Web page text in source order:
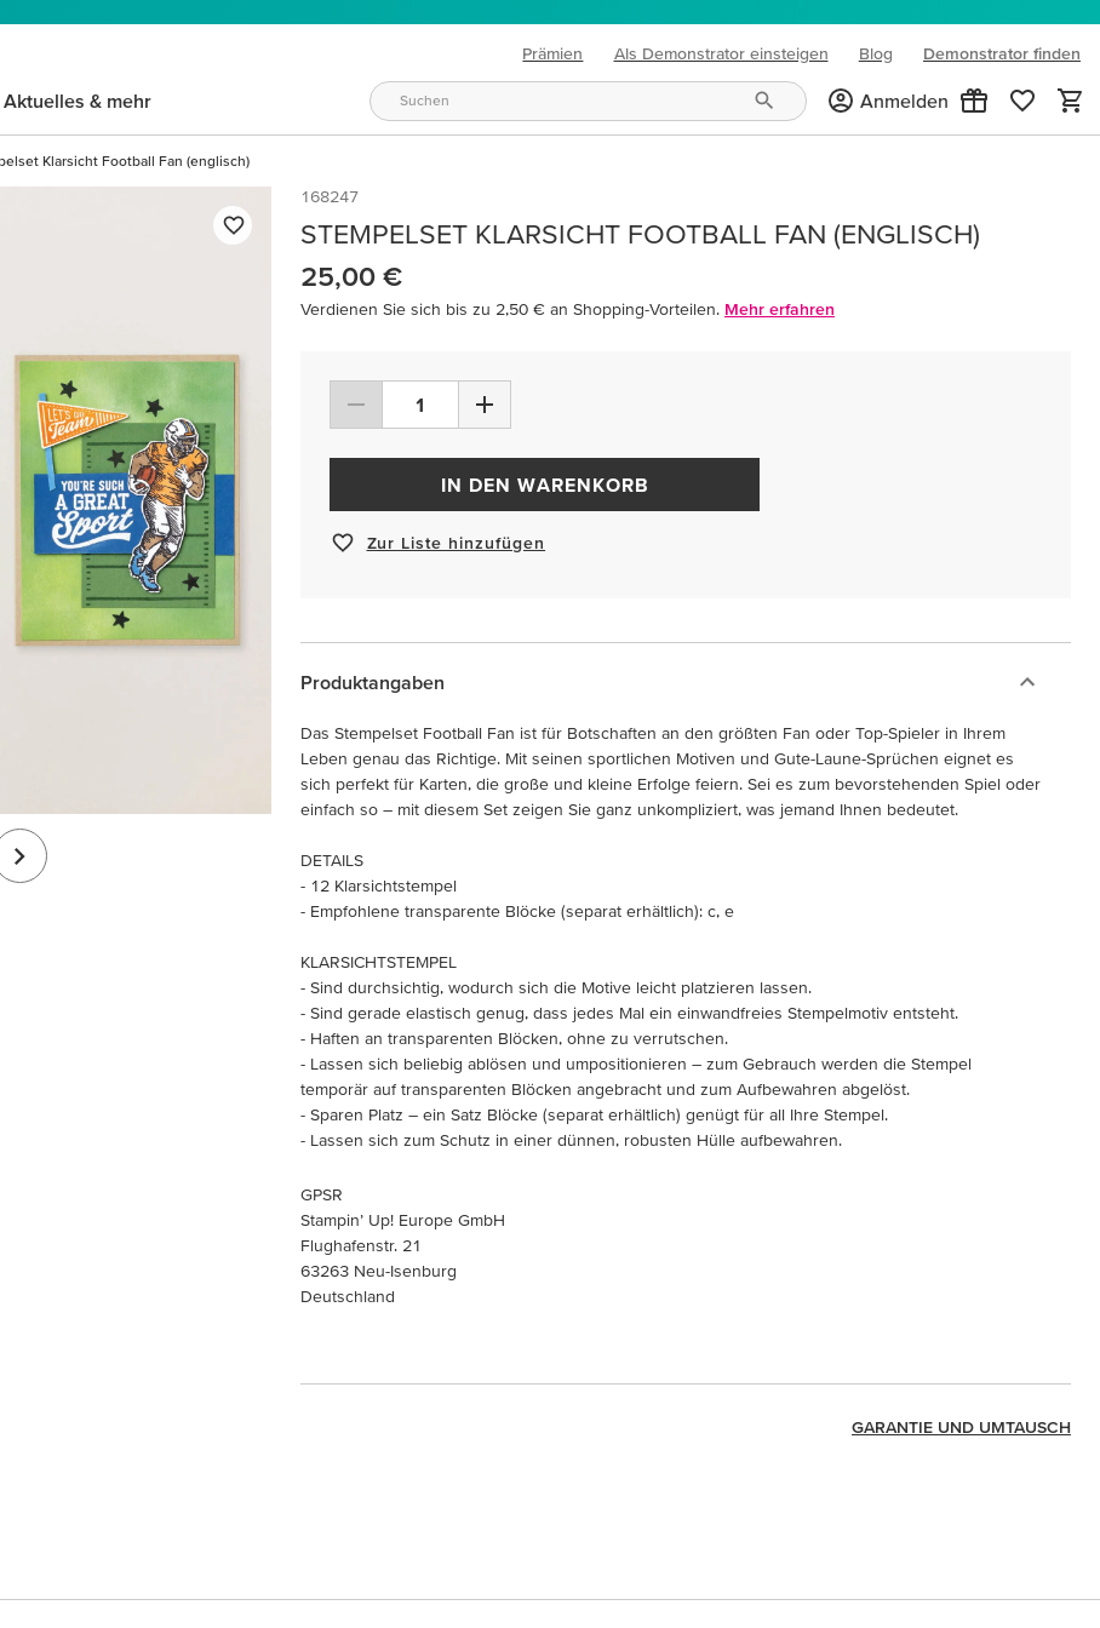
Prämien Als Demonstrator einsteigen Blog
(opens in new tab)
Demonstrator finden
Aktuelles & mehr Anmelden
Klarsicht Football Fan (englisch)
168247
STEMPELSET KLARSICHT FOOTBALL FAN (ENGLISCH)
25,00 €
Verdienen Sie sich bis zu 2,50 € an Shopping-Vorteilen. Mehr erfahren
IN DEN WARENKORB
Zur Liste hinzufügen
Produktangaben
Das Stempelset Football Fan ist für Botschaften an den größten Fan oder Top-Spieler in Ihrem
Leben genau das Richtige. Mit seinen sportlichen Motiven und Gute-Laune-Sprüchen eignet es
sich perfekt für Karten, die große und kleine Erfolge feiern. Sei es zum bevorstehenden Spiel oder
einfach so – mit diesem Set zeigen Sie ganz unkompliziert, was jemand Ihnen bedeutet.
DETAILS
- 12 Klarsichtstempel
- Empfohlene transparente Blöcke (separat erhältlich): c, e
KLARSICHTSTEMPEL
- Sind durchsichtig, wodurch sich die Motive leicht platzieren lassen.
- Sind gerade elastisch genug, dass jedes Mal ein einwandfreies Stempelmotiv entsteht.
- Haften an transparenten Blöcken, ohne zu verrutschen.
- Lassen sich beliebig ablösen und umpositionieren – zum Gebrauch werden die Stempel
temporär auf transparenten Blöcken angebracht und zum Aufbewahren abgelöst.
- Sparen Platz – ein Satz Blöcke (separat erhältlich) genügt für all Ihre Stempel.
- Lassen sich zum Schutz in einer dünnen, robusten Hülle aufbewahren.
GPSR
Stampin’ Up! Europe GmbH
Flughafenstr. 21
63263 Neu-Isenburg
Deutschland
GARANTIE UND UMTAUSCH